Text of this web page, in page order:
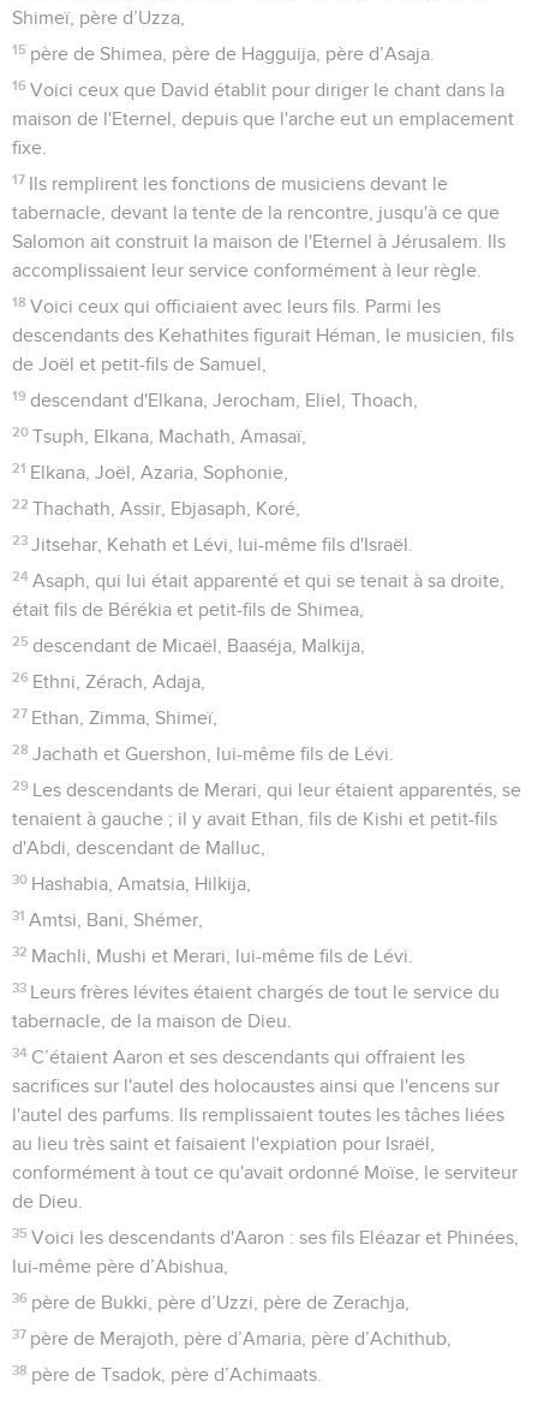
Shimeï, père d’Uzza,
15 père de Shimea, père de Hagguija, père d’Asaja.
16 Voici ceux que David établit pour diriger le chant dans la
maison de l'Eternel, depuis que l'arche eut un emplacement
fixe.
17 Ils remplirent les fonctions de musiciens devant le
tabernacle, devant la tente de la rencontre, jusqu'à ce que
Salomon ait construit la maison de l'Eternel à Jérusalem. Ils
accomplissaient leur service conformément à leur règle.
18 Voici ceux qui officiaient avec leurs fils. Parmi les
descendants des Kehathites figurait Héman, le musicien, fils
de Joël et petit-fils de Samuel,
19 descendant d'Elkana, Jerocham, Eliel, Thoach,
20 Tsuph, Elkana, Machath, Amasaï,
21 Elkana, Joël, Azaria, Sophonie,
22 Thachath, Assir, Ebjasaph, Koré,
23 Jitsehar, Kehath et Lévi, lui-même fils d'Israël.
24 Asaph, qui lui était apparenté et qui se tenait à sa droite,
était fils de Bérékia et petit-fils de Shimea,
25 descendant de Micaël, Baaséja, Malkija,
26 Ethni, Zérach, Adaja,
27 Ethan, Zimma, Shimeï,
28 Jachath et Guershon, lui-même fils de Lévi.
29 Les descendants de Merari, qui leur étaient apparentés, se
tenaient à gauche ; il y avait Ethan, fils de Kishi et petit-fils
d'Abdi, descendant de Malluc,
30 Hashabia, Amatsia, Hilkija,
31 Amtsi, Bani, Shémer,
32 Machli, Mushi et Merari, lui-même fils de Lévi.
33 Leurs frères lévites étaient chargés de tout le service du
tabernacle, de la maison de Dieu.
34 C’étaient Aaron et ses descendants qui offraient les
sacrifices sur l'autel des holocaustes ainsi que l'encens sur
l'autel des parfums. Ils remplissaient toutes les tâches liées
au lieu très saint et faisaient l'expiation pour Israël,
conformément à tout ce qu'avait ordonné Moïse, le serviteur
de Dieu.
35 Voici les descendants d'Aaron : ses fils Eléazar et Phinées,
lui-même père d’Abishua,
36 père de Bukki, père d’Uzzi, père de Zerachja,
37 père de Merajoth, père d’Amaria, père d’Achithub,
38 père de Tsadok, père d’Achimaats.